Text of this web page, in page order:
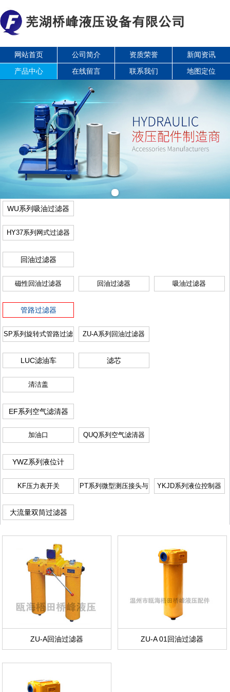
网站首页 公司简介 资质荣誉
新闻资讯
产品中心
在线留言 联系我们 地图定位
WU系列吸油过滤器
HY37系列网式过滤器
回油过滤器
磁性回油过滤器 回油过滤器 吸油过滤器
管路过滤器
SP系列旋转式管路过滤
ZU-A系列回油过滤器
LUC滤油车 滤芯
清洁盖
EF系列空气滤清器
加油口 QUQ系列空气滤清器
YWZ系列液位计
KF压力表开关
PT系列微型测压接头与
YKJD系列液位控制器
大流量双筒过滤器
ZU-A回油过滤器 ZU-A 01回油过滤器